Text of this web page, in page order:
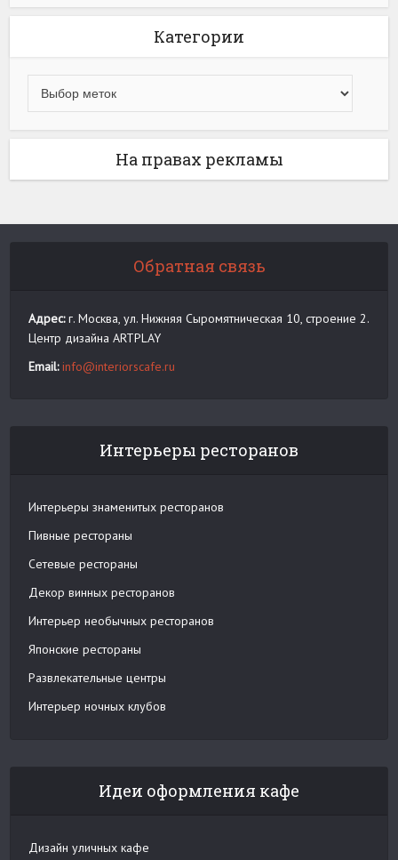
Категории
На правах рекламы
Обратная связь
Адрес:г. Москва, ул. Нижняя Сыромятническая 10, строение 2.
Центр дизайна ARTPLAY
Email: info@interiorscafe.ru
Интерьеры ресторанов
Интерьеры знаменитых ресторанов
Пивные рестораны
Сетевые рестораны
Декор винных ресторанов
Интерьер необычных ресторанов
Японские рестораны
Развлекательные центры
Интерьер ночных клубов
Идеи оформления кафе
Дизайн уличных кафе